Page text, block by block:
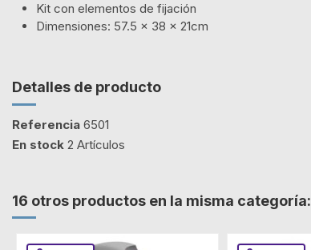
Kit con elementos de fijación
Dimensiones: 57.5 x 38 x 21cm
Detalles de producto
Referencia 6501
En stock 2 Artículos
16 otros productos en la misma categoría: